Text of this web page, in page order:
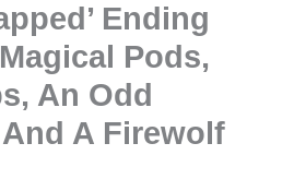
Ending
Pods,
An Odd
A Firewolf